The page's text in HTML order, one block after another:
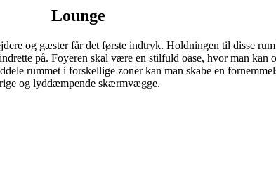
Lounge
og gæster får det første indtryk. Holdningen til disse
på. Foyeren skal være en stilfuld oase, hvor man
rummet i forskellige zoner kan man skabe en
og lyddæmpende skærmvægge.